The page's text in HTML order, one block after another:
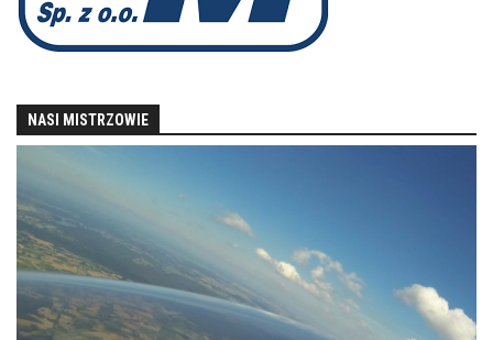
NASI MISTRZOWIE